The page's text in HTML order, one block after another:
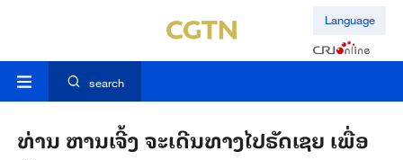
Language
search
ທ່ານ ​ຫານເຈີ້ງ ຈະ​ເດີນ​ທາງ​ໄປ​ຣັດ​ເຊຍ ເພື່ອ​